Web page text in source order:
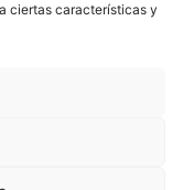
ciertas características y
PRIVACIDAD